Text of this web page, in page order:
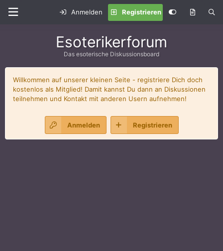
Anmelden Registrieren
Esoterikerforum
Das esoterische Diskussionsboard
Willkommen auf unserer kleinen Seite - registriere Dich doch
kostenlos als Mitglied! Damit kannst Du dann an Diskussionen
teilnehmen und Kontakt mit anderen Usern aufnehmen!
Anmelden Registrieren